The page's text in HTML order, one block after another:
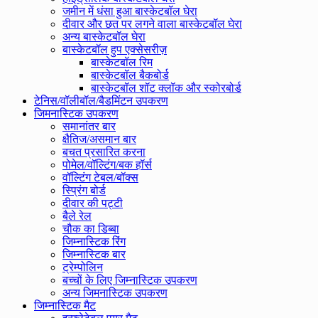
जमीन में धंसा हुआ बास्केटबॉल घेरा
दीवार और छत पर लगने वाला बास्केटबॉल घेरा
अन्य बास्केटबॉल घेरा
बास्केटबॉल हुप एक्सेसरीज़
बास्केटबॉल रिम
बास्केटबॉल बैकबोर्ड
बास्केटबॉल शॉट क्लॉक और स्कोरबोर्ड
टेनिस/वॉलीबॉल/बैडमिंटन उपकरण
जिमनास्टिक उपकरण
समानांतर बार
क्षैतिज/असमान बार
बचत प्रसारित करना
पोमेल/वॉल्टिंग/बक हॉर्स
वॉल्टिंग टेबल/बॉक्स
स्प्रिंग बोर्ड
दीवार की पट्टी
बैले रेल
चौक का डिब्बा
जिम्नास्टिक रिंग
जिम्नास्टिक बार
ट्रेम्पोलिन
बच्चों के लिए जिम्नास्टिक उपकरण
अन्य जिमनास्टिक उपकरण
जिम्नास्टिक मैट